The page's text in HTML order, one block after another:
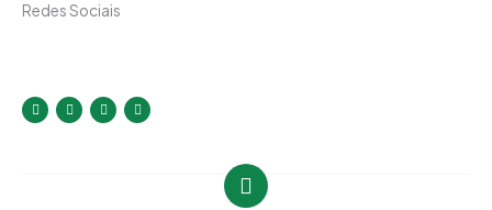
Redes Sociais
I
n
s
F
a
c
Y
o
u
L
i
n